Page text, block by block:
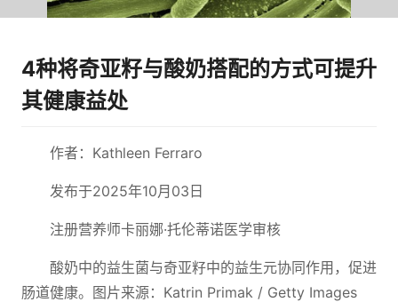
4种将奇亚籽与酸奶搭配的方式可提升
其健康益处
作者：Kathleen Ferraro
发布于2025年10月03日
注册营养师卡丽娜·托伦蒂诺医学审核
酸奶中的益生菌与奇亚籽中的益生元协同作用，促进
肠道健康。图片来源：Katrin Primak / Getty Images